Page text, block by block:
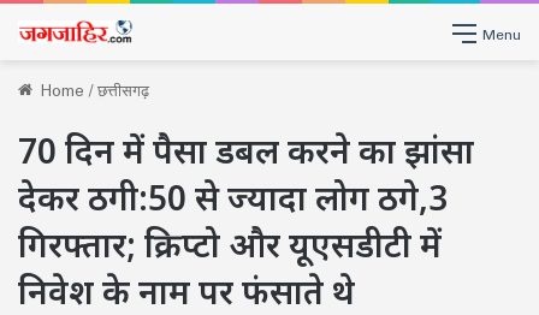
Menu
Home/छत्तीसगढ़
70 दिन में पैसा डबल करने का झांसा
देकर ठगी:50 से ज्यादा लोग ठगे,3
गिरफ्तार; क्रिप्टो और यूएसडीटी में
निवेश के नाम पर फंसाते थे